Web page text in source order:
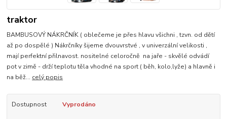
traktor
BAMBUSOVÝ NÁKRČNÍK ( oblečeme je přes hlavu všichni , tzvn. od dětí
až po dospělé ) Nákrčníky šijeme dvouvrstvé , v univerzální velikosti ,
mají perfektní přilnavost. nositelné celoročně na jaře - skvělé odvádí
pot v zimě - drží teplotu těla vhodné na sport ( běh, kolo,lyže) a hlavně i
na běž... celý popis
Dostupnost Vyprodáno